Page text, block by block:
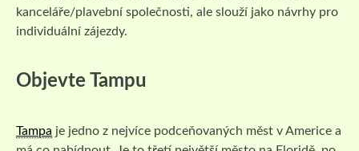
kanceláře/plavební společnosti, ale slouží jako návrhy pro
individuální zájezdy.
Objevte Tampu
Tampa je jedno z nejvíce podceňovaných měst v Americe a